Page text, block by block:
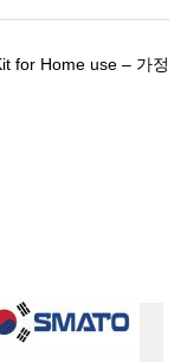
for Home use – 가정